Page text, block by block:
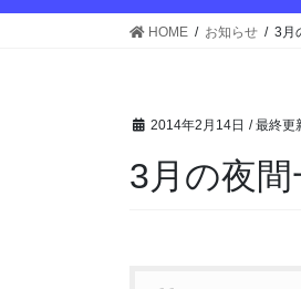
HOME お知らせ 3月
2014年2月14日 / 最終更
3月の夜